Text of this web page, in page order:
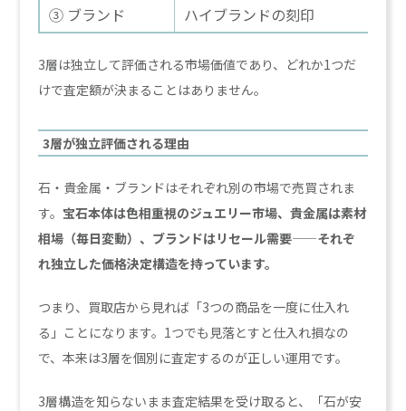
③ ブランド
ハイブランドの刻印
3層は独立して評価される市場価値であり、どれか1つだ
けで査定額が決まることはありません。
3層が独立評価される理由
石・貴金属・ブランドはそれぞれ別の市場で売買されま
す。 宝石本体は色相重視のジュエリー市場、貴金属は素材
相場（毎日変動）、ブランドはリセール需要——それぞ
れ独立した価格決定構造を持っています。
つまり、買取店から見れば「3つの商品を一度に仕入れ
る」ことになります。1つでも見落とすと仕入れ損なの
で、本来は3層を個別に査定するのが正しい運用です。
3層構造を知らないまま査定結果を受け取ると、「石が安